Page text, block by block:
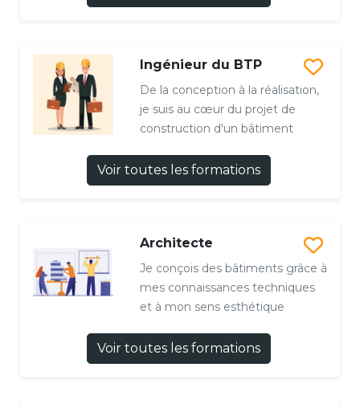
Ingénieur du BTP
De la conception à la réalisation,
je suis au cœur du projet de
construction d'un bâtiment
Voir toutes les formations
Architecte
Je conçois des bâtiments grâce à
mes connaissances techniques
et à mon sens esthétique
Voir toutes les formations